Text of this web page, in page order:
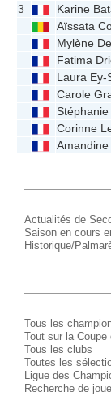
3
Karine
Aïssata
Mylène
Fatima
Laura Ey-
Carole
Corinne
Amandine
Actualités de
Saison en cours
Historique/
Tous les
Tout sur la Coupe
Tous les clubs
Toutes les
Ligue des
Recherche de